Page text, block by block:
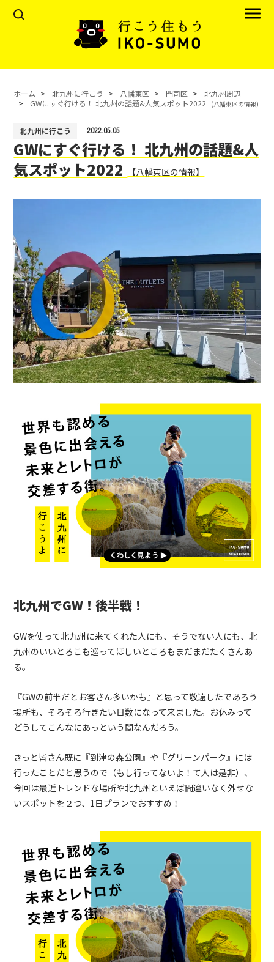
ホーム 北九州に行こう 八幡東区 門司区
北九州周辺
GWにすぐ行ける！ 北九州の話題&人気スポット2022
(八幡東区の情報)
北九州に行こう 2022.05.05
GWにすぐ行ける！ 北九州の話題&人
気スポット2022
【八幡東区の情報】
北九州でGW！後半戦！
GWを使って北九州に来てくれた人にも、そうでない人にも、北
九州のいいとろこも巡ってほしいところもまだまだたくさんあ
る。
『GWの前半だとお客さん多いかも』と思って敬遠したであろう
場所も、そろそろ行きたい日数になって来ました。お休みって
どうしてこんなにあっという間なんだろう。
きっと皆さん既に『到津の森公園』や『グリーンパーク』には
行ったことだと思うので（もし行ってないよ！て人は是非）、
今回は最近トレンドな場所や北九州といえば間違いなく外せな
いスポットを２つ、1日プランでおすすめ！